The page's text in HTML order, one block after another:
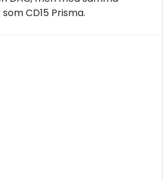
CD15 Prisma.